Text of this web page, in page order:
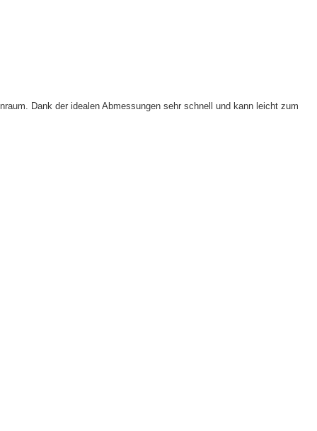
Dank der idealen Abmessungen sehr schnell und kann leicht zum